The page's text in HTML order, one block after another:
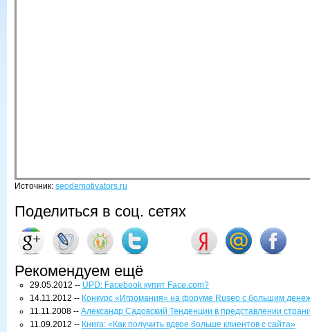
Источник: seodemotivators.ru
Поделиться в соц. сетях
Рекомендуем ещё
29.05.2012 -- UPD: Facebook купит Face.com?
14.11.2012 -- Конкурс «Игромания» на форуме Ruseo с большим
11.11.2008 -- Александр Садовский Тенденции в представлении
11.09.2012 -- Книга: «Как получить вдвое больше клиентов с сайта»